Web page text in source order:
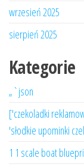
wrzesień 2025
sierpień 2025
Kategorie
„`json
['czekoladki
'słodkie upominki
1 1 scale boat